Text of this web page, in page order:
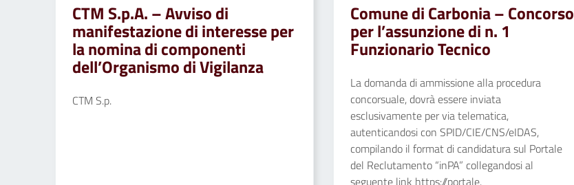
CTM S.p.A. – Avviso di
manifestazione di interesse per
la nomina di componenti
dell’Organismo di Vigilanza
CTM S.p.
Comune di Carbonia – Concorso
per l’assunzione di n. 1
Funzionario Tecnico
La domanda di ammissione alla procedura
concorsuale, dovrà essere inviata
esclusivamente per via telematica,
autenticandosi con SPID/CIE/CNS/eIDAS,
compilando il format di candidatura sul Portale
del Reclutamento “inPA” collegandosi al
seguente link https://portale.